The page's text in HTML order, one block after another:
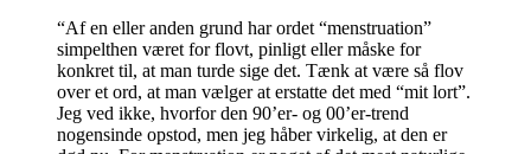
“Af en eller anden grund har ordet “menstruation”
simpelthen været for flovt, pinligt eller måske for
konkret til, at man turde sige det. Tænk at være så flov
over et ord, at man vælger at erstatte det med “mit lort”.
Jeg ved ikke, hvorfor den 90’er- og 00’er-trend
nogensinde opstod, men jeg håber virkelig, at den er